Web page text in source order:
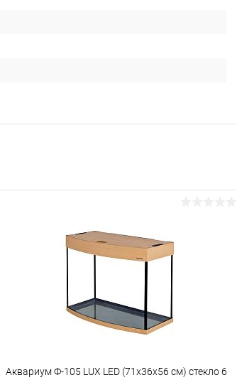
Аквариум Ф-105 LUX LED (71х36х56 см) стекло 6